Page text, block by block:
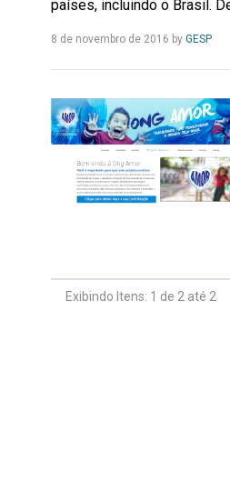
países, incluindo o Brasil.
8 de novembro de 2016 by GESPLeia
Exibindo Itens: 1 de 2 até 2